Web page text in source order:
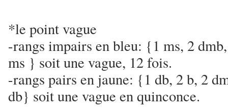
*le point vague
-rangs impairs en bleu: {1 ms, 2
ms } soit une vague, 12 fois.
-rangs pairs en jaune: {1 db, 2 b, 2
db} soit une vague en quinconce.